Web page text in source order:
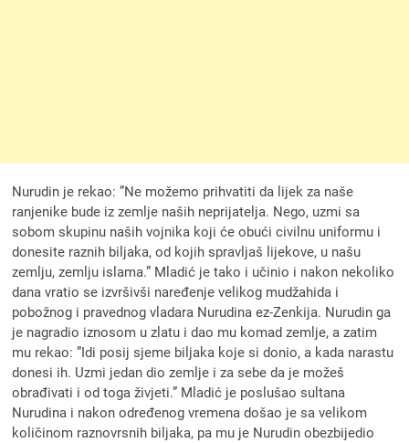
Nurudin je rekao: ”Ne možemo prihvatiti da lijek za naše
ranjenike bude iz zemlje naših neprijatelja. Nego, uzmi sa
sobom skupinu naših vojnika koji će obući civilnu uniformu i
donesite raznih biljaka, od kojih spravljaš lijekove, u našu
zemlju, zemlju islama.” Mladić je tako i učinio i nakon nekoliko
dana vratio se izvršivši naređenje velikog mudžahida i
pobožnog i pravednog vladara Nurudina ez-Zenkija. Nurudin ga
je nagradio iznosom u zlatu i dao mu komad zemlje, a zatim
mu rekao: ”Idi posij sjeme biljaka koje si donio, a kada narastu
donesi ih. Uzmi jedan dio zemlje i za sebe da je možeš
obrađivati i od toga živjeti.” Mladić je poslušao sultana
Nurudina i nakon određenog vremena došao je sa velikom
količinom raznovrsnih biljaka, pa mu je Nurudin obezbijedio